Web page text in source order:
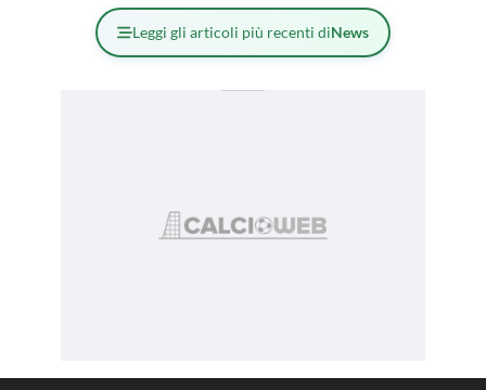
Leggi gli articoli più recenti diNews